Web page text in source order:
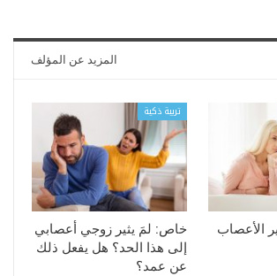
المزيد عن المؤلف
الأعصاب
تربية ذكية
خاص: لمَ يثير زوجي أعصابي
إلى هذا الحد؟ هل يفعل ذلك
عن عمد؟